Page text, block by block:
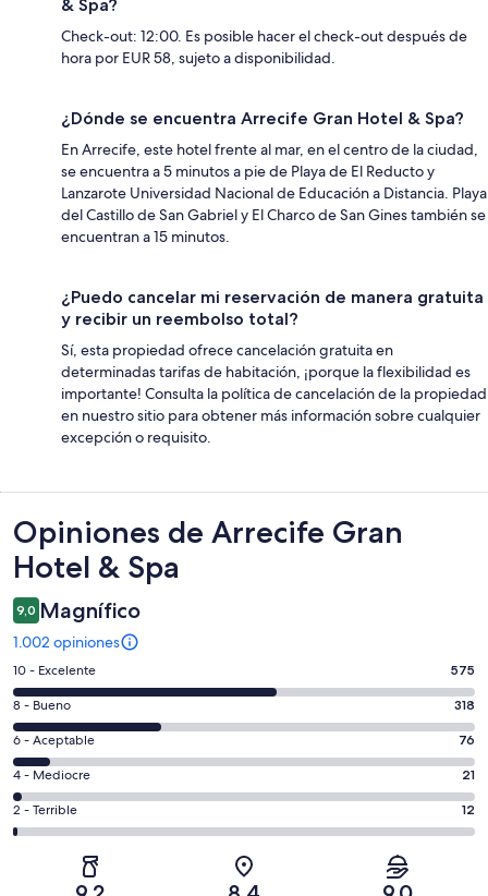
& Spa?
Check-out: 12:00. Es posible hacer el check-out después de
hora por EUR 58, sujeto a disponibilidad.
¿Dónde se encuentra Arrecife Gran Hotel & Spa?
En Arrecife, este hotel frente al mar, en el centro de la ciudad,
se encuentra a 5 minutos a pie de Playa de El Reducto y
Lanzarote Universidad Nacional de Educación a Distancia. Playa
del Castillo de San Gabriel y El Charco de San Gines también se
encuentran a 15 minutos.
¿Puedo cancelar mi reservación de manera gratuita
y recibir un reembolso total?
Sí, esta propiedad ofrece cancelación gratuita en
determinadas tarifas de habitación, ¡porque la flexibilidad es
importante! Consulta la política de cancelación de la propiedad
en nuestro sitio para obtener más información sobre cualquier
excepción o requisito.
Opiniones
Opiniones de Arrecife Gran
Hotel & Spa
9,0 Magnífico
1.002 opiniones
Evaluación:
10
-
Excelente.
575
de
1002
opiniones
10 - Excelente 575
Evaluación:
8
-
Bueno.
318
de
opiniones
8 - Bueno 318
Evaluación:
6
-
Aceptable.
76
6 - Aceptable 76
Evaluación:
4
-
4 - Mediocre 21
Evaluación:
2
2 - Terrible 12